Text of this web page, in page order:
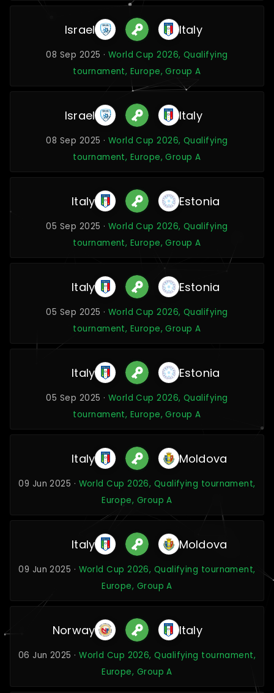
Israel Italy
08 Sep 2025 · World Cup 2026, Qualifying
tournament, Europe, Group A
Israel Italy
08 Sep 2025 · World Cup 2026, Qualifying
tournament, Europe, Group A
Italy Estonia
05 Sep 2025 · World Cup 2026, Qualifying
tournament, Europe, Group A
Italy Estonia
05 Sep 2025 · World Cup 2026, Qualifying
tournament, Europe, Group A
Italy Estonia
05 Sep 2025 · World Cup 2026, Qualifying
tournament, Europe, Group A
Italy Moldova
09 Jun 2025 · World Cup 2026, Qualifying tournament,
Europe, Group A
Italy Moldova
09 Jun 2025 · World Cup 2026, Qualifying tournament,
Europe, Group A
Norway Italy
06 Jun 2025 ·World Cup 2026, Qualifying tournament,
Europe, Group A